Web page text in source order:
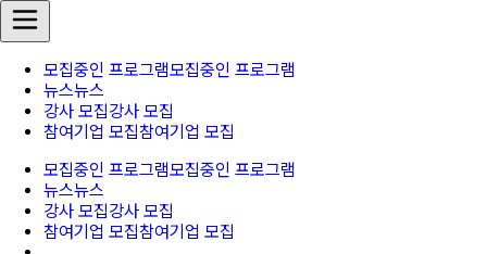
모집중인 프로그램모집중인 프로그램
뉴스뉴스
강사 모집강사 모집
참여기업 모집참여기업 모집
모집중인 프로그램모집중인 프로그램
뉴스뉴스
강사 모집강사 모집
참여기업 모집참여기업 모집